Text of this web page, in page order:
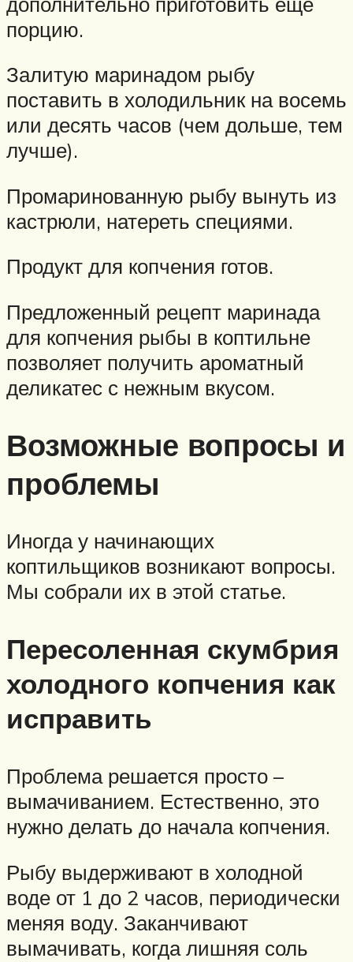
порцию.
Залитую маринадом рыбу
поставить в холодильник на восемь
или десять часов (чем дольше, тем
лучше).
Промаринованную рыбу вынуть из
кастрюли, натереть специями.
Продукт для копчения готов.
Предложенный рецепт маринада
для копчения рыбы в коптильне
позволяет получить ароматный
деликатес с нежным вкусом.
Возможные вопросы и
проблемы
Иногда у начинающих
коптильщиков возникают вопросы.
Мы собрали их в этой статье.
Пересоленная скумбрия
холодного копчения как
исправить
Проблема решается просто –
вымачиванием. Естественно, это
нужно делать до начала копчения.
Рыбу выдерживают в холодной
воде от 1 до 2 часов, периодически
меняя воду. Заканчивают
вымачивать, когда лишняя соль